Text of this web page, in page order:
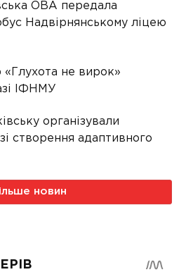
ОВА передала
Надвірнянському ліцею
«Глухота не вирок»
ІФНМУ
організували
створення адаптивного
новин